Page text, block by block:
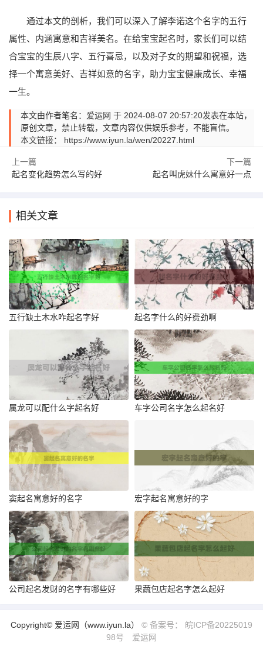
通过本文的剖析，我们可以深入了解李诺这个名字的五行
属性、内涵寓意和吉祥美名。在给宝宝起名时，家长们可以结
合宝宝的生辰八字、五行喜忌，以及对子女的期望和祝福，选
择一个寓意美好、吉祥如意的名字，助力宝宝健康成长、幸福
一生。
本文由作者笔名：爱运网 于 2024-08-07 20:57:20发表在本站，
原创文章，禁止转载，文章内容仅供娱乐参考，不能盲信。
本文链接： https://www.iyun.la/wen/20227.html
上一篇
起名变化趋势怎么写的好
下一篇
起名叫虎妹什么寓意好一点
相关文章
五行缺土木水咋起名字好 起名字什么的好费劲啊
属龙可以配什么字起名好 车字公司名字怎么起名好
窦起名寓意好的名字 宏字起名寓意好的字
公司起名发财的名字有哪些好 果蔬包店起名字怎么起好
Copyright© 爱运网（www.iyun.la） © 备案号： 皖ICP备20225019
98号
爱运网